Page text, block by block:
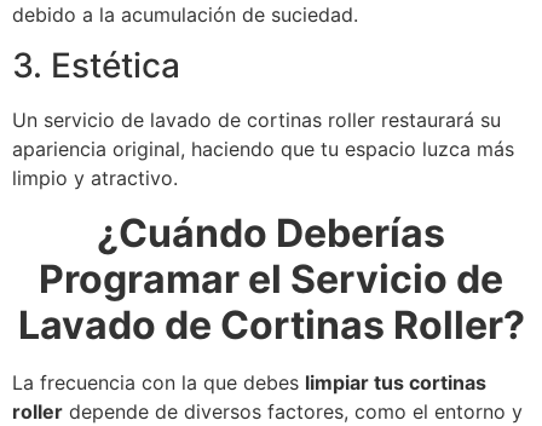
debido a la acumulación de suciedad.
3. Estética
Un servicio de lavado de cortinas roller restaurará su
apariencia original, haciendo que tu espacio luzca más
limpio y atractivo.
¿Cuándo Deberías
Programar el Servicio de
Lavado de Cortinas Roller?
La frecuencia con la que debes limpiar tus cortinas
roller depende de diversos factores, como el entorno y